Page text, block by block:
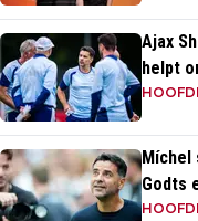
Ajax
helpt
Godts